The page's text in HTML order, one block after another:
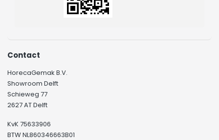
Contact
HorecaGemak B.V.
Showroom Delft
Schieweg 77
2627 AT Delft
KvK 75633906
BTW NL860346663B01